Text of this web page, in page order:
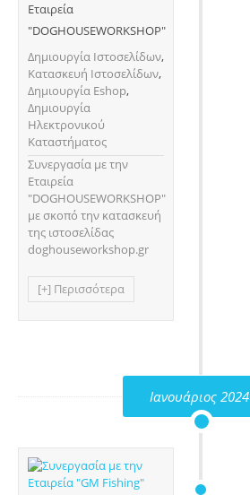
Εταιρεία
"DOGHOUSEWORKSHOP"
Δημιουργία Ιστοσελίδων,
Κατασκευή Ιστοσελίδων,
Δημιουργία Eshop,
Δημιουργία
Ηλεκτρονικού
Καταστήματος
Συνεργασία με την
Εταιρεία
"DOGHOUSEWORKSHOP"
με σκοπό την κατασκευή
της ιστοσελίδας
doghouseworkshop.gr
[+] Περισσότερα
Ιανουάριος 2024